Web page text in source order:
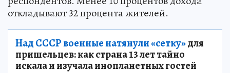
откладывают 32 процента жителей.
Над СССР военные натянули «сетку»для
пришельцев: как страна 13 лет тайно
искала и изучала инопланетных гостей